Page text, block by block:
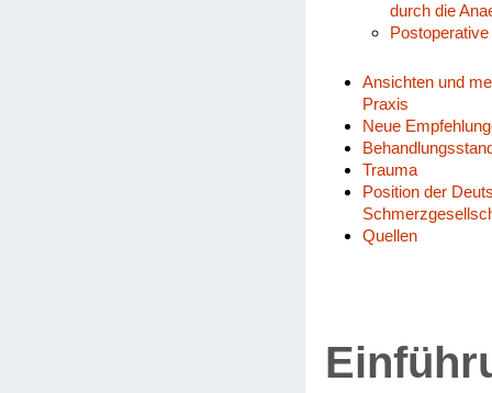
durch die
Ansichten und
Praxis
Neue
Trauma
Position der
Quellen